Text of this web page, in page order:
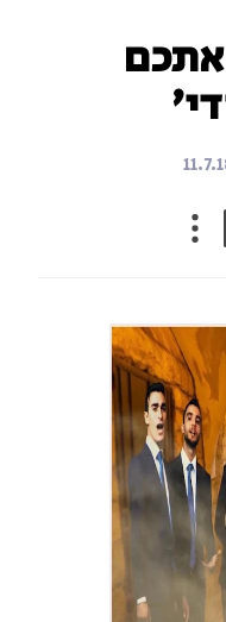
אתכם